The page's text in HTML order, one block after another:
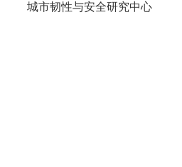
城市韧性与安全研究中心